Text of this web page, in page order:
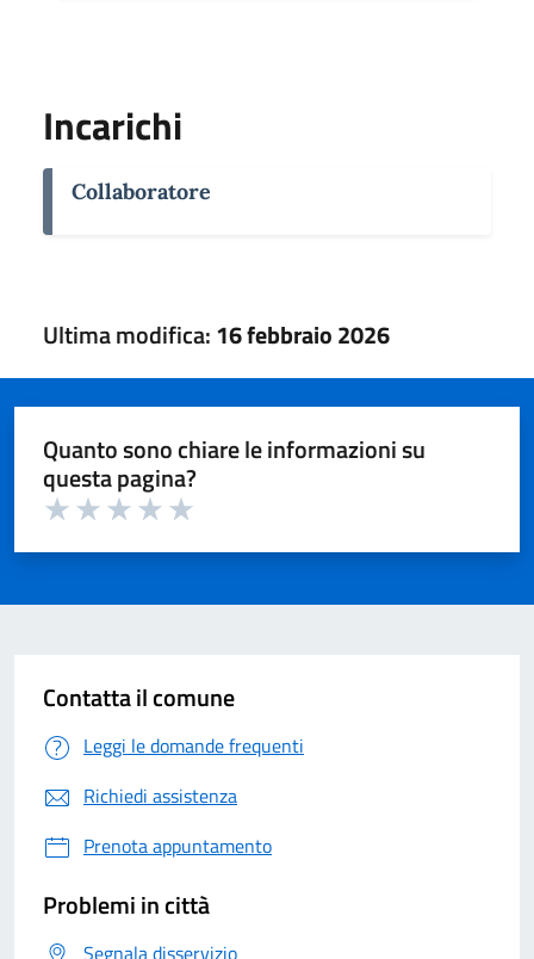
Incarichi
Collaboratore
Ultima modifica:16 febbraio 2026
Quanto sono chiare le informazioni su
questa pagina?
Contatta il comune
Leggi le domande frequenti
Richiedi assistenza
Prenota appuntamento
Problemi in città